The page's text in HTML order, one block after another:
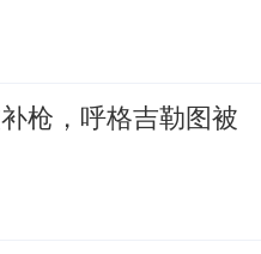
枪，呼格吉勒图被